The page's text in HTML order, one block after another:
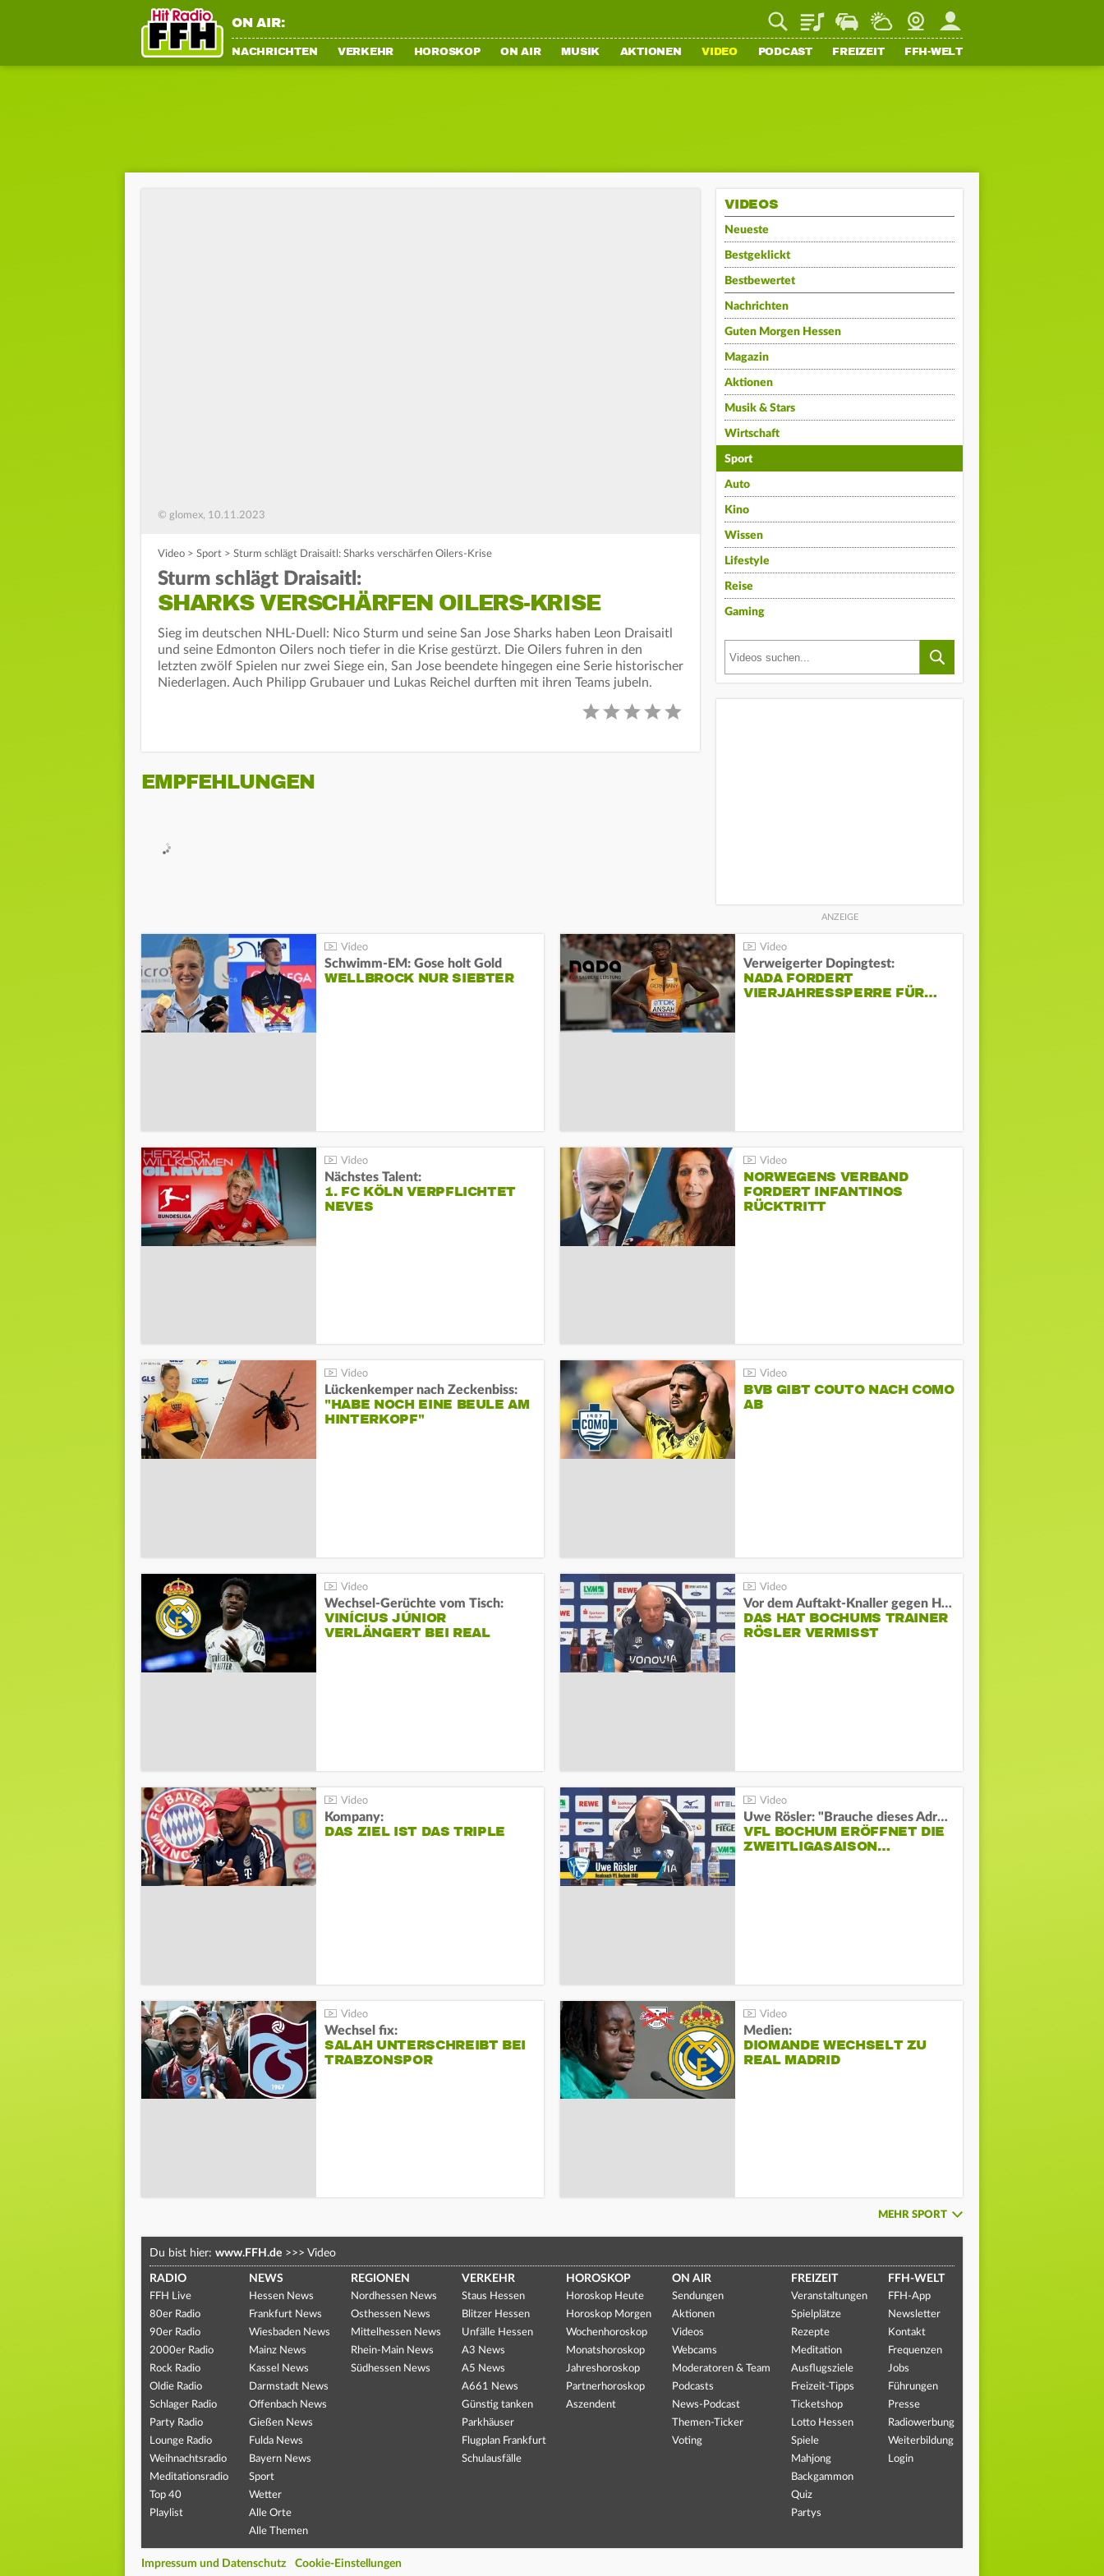
ON AIR: PlaylistStaupilotWetterWebcamMein FFH
NACHRICHTEN VERKEHR HOROSKOP ON AIR MUSIK AKTIONEN VIDEO PODCAST FREIZEIT FFH-WELT
© glomex, 10.11.2023
Video > Sport > Sturm schlägt Draisaitl: Sharks verschärfen Oilers-Krise
Sturm schlägt Draisaitl:
SHARKS VERSCHÄRFEN OILERS-KRISE
Sieg im deutschen NHL-Duell: Nico Sturm und seine San Jose Sharks haben Leon Draisaitl
und seine Edmonton Oilers noch tiefer in die Krise gestürzt. Die Oilers fuhren in den
letzten zwölf Spielen nur zwei Siege ein, San Jose beendete hingegen eine Serie historischer
Niederlagen. Auch Philipp Grubauer und Lukas Reichel durften mit ihren Teams jubeln.
EMPFEHLUNGEN
VIDEOS
Neueste
Bestgeklickt
Bestbewertet
Nachrichten
Guten Morgen Hessen
Magazin
Aktionen
Musik & Stars
Wirtschaft
Sport
Auto
Kino
Wissen
Lifestyle
Reise
Gaming
Schwimm-EM: Gose holt Gold
WELLBROCK NUR SIEBTER
Verweigerter Dopingtest:
NADA FORDERT
VIERJAHRESSPERRE FÜR…
Nächstes Talent:
1. FC KÖLN VERPFLICHTET
NEVES
NORWEGENS VERBAND
FORDERT INFANTINOS
RÜCKTRITT
Lückenkemper nach Zeckenbiss:
"HABE NOCH EINE BEULE AM
HINTERKOPF"
BVB GIBT COUTO NACH COMO
AB
Wechsel-Gerüchte vom Tisch:
VINÍCIUS JÚNIOR
VERLÄNGERT BEI REAL
Vor dem Auftakt-Knaller gegen Hertha:
DAS HAT BOCHUMS TRAINER
RÖSLER VERMISST
Kompany:
DAS ZIEL IST DAS TRIPLE
Uwe Rösler: "Brauche dieses Adrenalin"
VFL BOCHUM ERÖFFNET DIE
ZWEITLIGASAISON…
Wechsel fix:
SALAH UNTERSCHREIBT BEI
TRABZONSPOR
Medien:
DIOMANDE WECHSELT ZU
REAL MADRID
MEHR SPORT
Du bist hier: www.FFH.de >>> Video
RADIO
FFH Live
80er Radio
90er Radio
2000er Radio
Rock Radio
Oldie Radio
Schlager Radio
Party Radio
Lounge Radio
Weihnachtsradio
Meditationsradio
Top 40
Playlist
NEWS
Hessen News
Frankfurt News
Wiesbaden News
Mainz News
Kassel News
Darmstadt News
Offenbach News
Gießen News
Fulda News
Bayern News
Sport
Wetter
Alle Orte
Alle Themen
REGIONEN
Nordhessen News
Osthessen News
Mittelhessen News
Rhein-Main News
Südhessen News
VERKEHR
Staus Hessen
Blitzer Hessen
Unfälle Hessen
A3 News
A5 News
A661 News
Günstig tanken
Parkhäuser
Flugplan Frankfurt
Schulausfälle
HOROSKOP
Horoskop Heute
Horoskop Morgen
Wochenhoroskop
Monatshoroskop
Jahreshoroskop
Partnerhoroskop
Aszendent
ON AIR
Sendungen
Aktionen
Videos
Webcams
Moderatoren & Team
Podcasts
News-Podcast
Themen-Ticker
Voting
FREIZEIT
Veranstaltungen
Spielplätze
Rezepte
Meditation
Ausflugsziele
Freizeit-Tipps
Ticketshop
Lotto Hessen
Spiele
Mahjong
Backgammon
Quiz
Partys
FFH-WELT
FFH-App
Newsletter
Kontakt
Frequenzen
Jobs
Führungen
Presse
Radiowerbung
Weiterbildung
Login
Impressum und Datenschutz Cookie-Einstellungen